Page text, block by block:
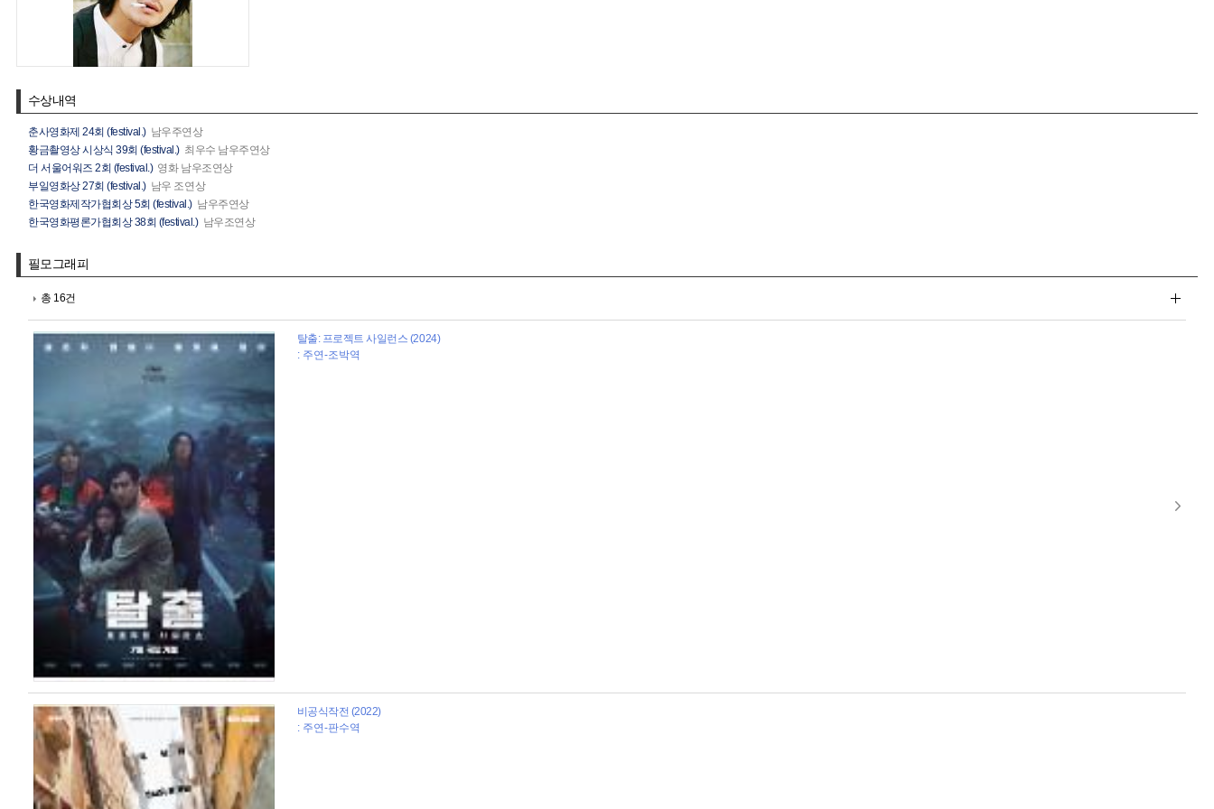
수상내역
춘사영화제 24회 (festival.) 남우주연상
황금촬영상 시상식 39회 (festival.) 최우수 남우주연상
더 서울어워즈 2회 (festival.) 영화 남우조연상
부일영화상 27회 (festival.) 남우 조연상
한국영화제작가협회상 5회 (festival.) 남우주연상
한국영화평론가협회상 38회 (festival.) 남우조연상
필모그래피
총 16건
탈출: 프로젝트 사일런스 (2024)
: 주연-조박역
비공식작전 (2022)
: 주연-판수역